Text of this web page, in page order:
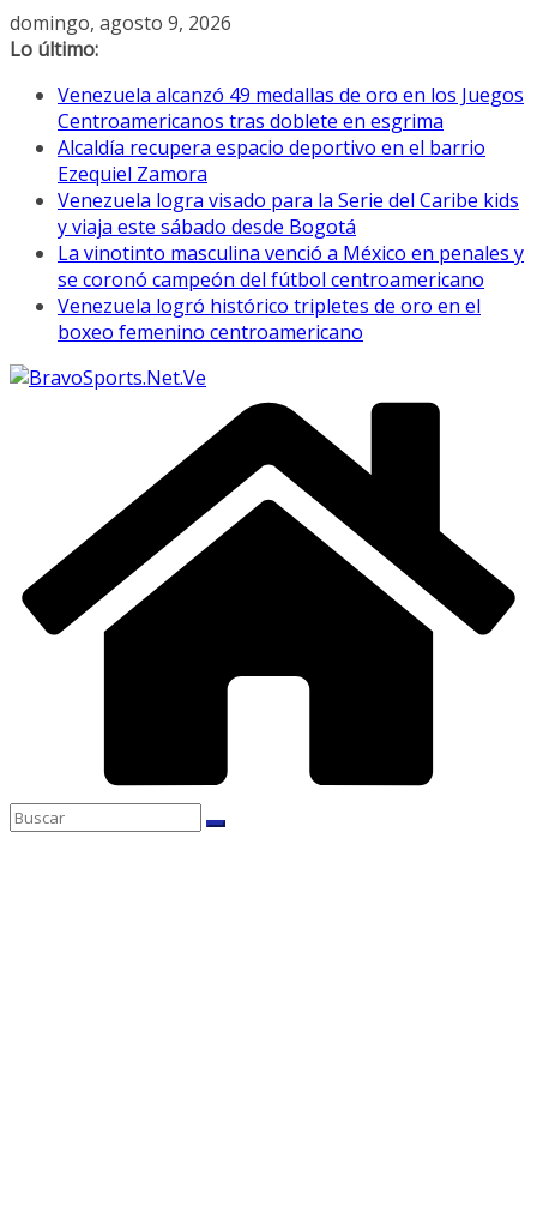
Saltar
al
domingo, agosto 9, 2026
Lo último:
Venezuela alcanzó 49 medallas de oro en los Juegos
Centroamericanos tras doblete en esgrima
Alcaldía recupera espacio deportivo en el barrio
Ezequiel Zamora
Venezuela logra visado para la Serie del Caribe kids
y viaja este sábado desde Bogotá
La vinotinto masculina venció a México en penales y
se coronó campeón del fútbol centroamericano
Venezuela logró histórico tripletes de oro en el
boxeo femenino centroamericano